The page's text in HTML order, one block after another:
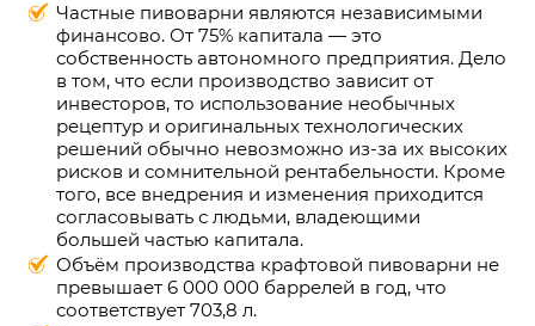
Частные пивоварни являются независимыми
финансово. От 75% капитала — это
собственность автономного предприятия. Дело
в том, что если производство зависит от
инвесторов, то использование необычных
рецептур и оригинальных технологических
решений обычно невозможно из-за их высоких
рисков и сомнительной рентабельности. Кроме
того, все внедрения и изменения приходится
согласовывать с людьми, владеющими
большей частью капитала.
Объём производства крафтовой пивоварни не
превышает 6 000 000 баррелей в год, что
соответствует 703,8 л.